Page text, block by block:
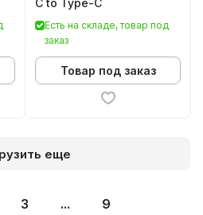
C to Type-C
Есть на складе, товар под
заказ
Товар под заказ
еще
3 ... 9